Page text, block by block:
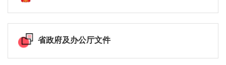
省政府及办公厅文件